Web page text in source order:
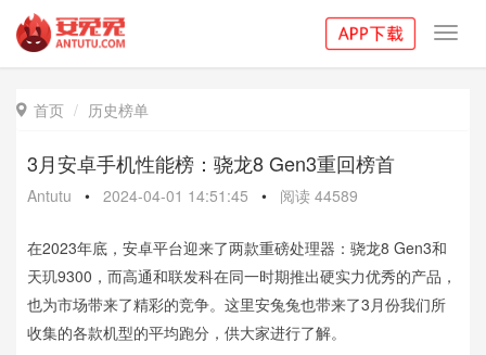
 首页 历史榜单
3月安卓手机性能榜：骁龙8 Gen3重回榜首
Antutu • 2024-04-01 14:51:45 • 阅读 44589
在2023年底，安卓平台迎来了两款重磅处理器：骁龙8 Gen3和
天玑9300，而高通和联发科在同一时期推出硬实力优秀的产品，
也为市场带来了精彩的竞争。这里安兔兔也带来了3月份我们所
收集的各款机型的平均跑分，供大家进行了解。